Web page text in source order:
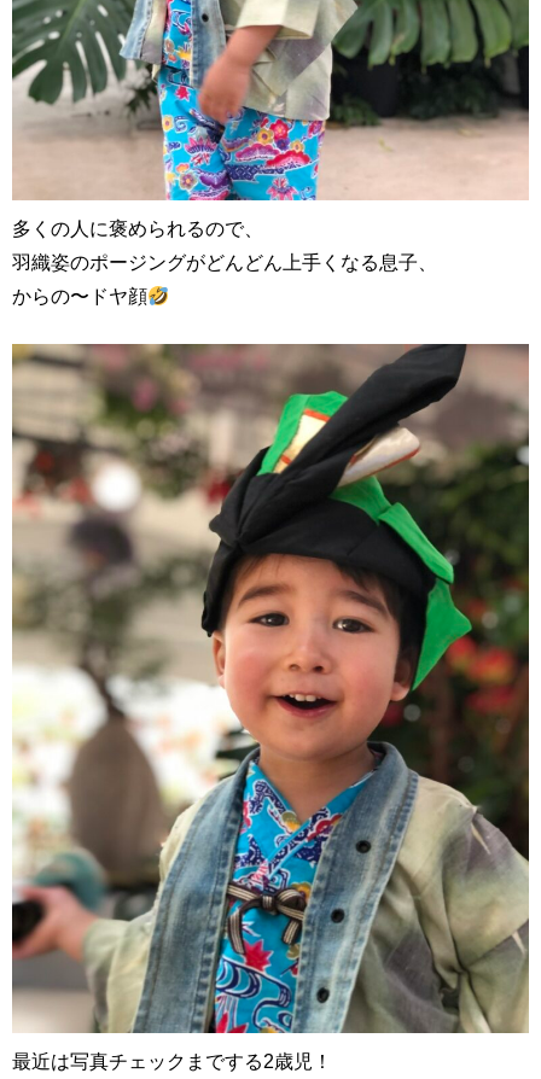
多くの人に褒められるので、
羽織姿のポージングがどんどん上手くなる息子、
からの〜ドヤ顔
最近は写真チェックまでする2歳児！